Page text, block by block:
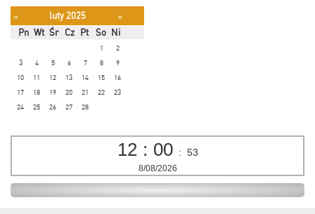
« luty 2025
»
Pn Wt Śr Cz Pt So Ni
1
2
3
4 5 6 7 8
9
10
11 12 13 14 15
16
17
18 19 20 21 22
23
24
25 26 27 28
12 : 00 : 53
8/08/2026